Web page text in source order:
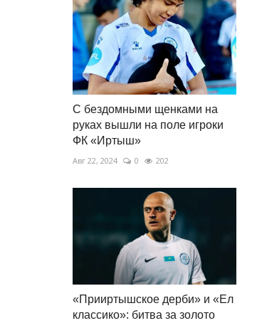
С бездомными щенками на
руках вышли на поле игроки
ФК «Иртыш»
Авг 22, 2024 0 202
«Прииртышское дерби» и «Ел
классико»: битва за золото